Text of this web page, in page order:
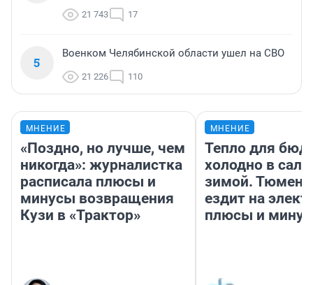
21 743 17
5
Военком Челябинской области ушел на СВО
21 226 110
МНЕНИЕ
«Поздно, но лучше, чем
никогда»: журналистка
расписала плюсы и
минусы возвращения
Кузи в «Трактор»
МНЕНИЕ
Тепло для
холодно в
зимой.
ездит на
плюсы и